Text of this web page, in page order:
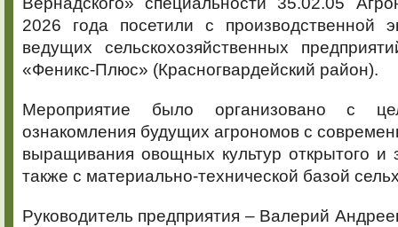
2026 года посетили с производственной
ведущих сельскохозяйственных
«Феникс-Плюс» (Красногвардейский район).
Мероприятие было организовано с
ознакомления будущих агрономов с
выращивания овощных культур открытого и
также с материально-технической базой
Руководитель предприятия – Валерий